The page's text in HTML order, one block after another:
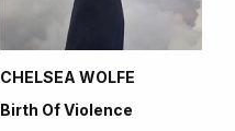
CHELSEA WOLFE
Birth Of Violence